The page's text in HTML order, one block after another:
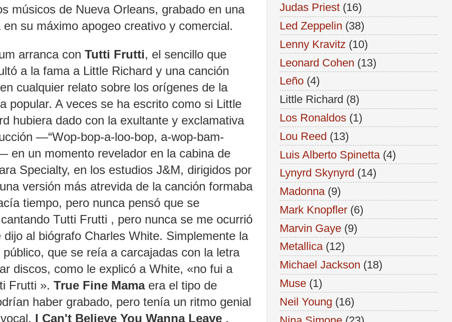
músicos de Nueva Orleans, grabado en una
su máximo apogeo creativo y comercial.
arranca con Tutti Frutti, el sencillo que
a la fama a Little Richard y una canción
cualquier relato sobre los orígenes de la
popular. A veces se ha escrito como si Little
hubiera dado con la exultante y exclamativa
—“Wop-bop-a-loo-bop, a-wop-bam-
en un momento revelador en la cabina de
Specialty, en los estudios J&M, dirigidos por
versión más atrevida de la canción formaba
tiempo, pero nunca pensó que se
Tutti Frutti , pero nunca se me ocurrió
al biógrafo Charles White. Simplemente la
que se reía a carcajadas con la letra
discos, como le explicó a White, «no fui a
Frutti ». True Fine Mamaera el tipo de
haber grabado, pero tenía un ritmo genial
I Can't Believe You Wanna Leave ,
Judas Priest (16)
Led Zeppelin (38)
Lenny Kravitz (10)
Leonard Cohen (13)
Leño (4)
Little Richard (8)
Los Ronaldos (1)
Lou Reed (13)
Luis Alberto Spinetta (4)
Lynyrd Skynyrd (14)
Madonna (9)
Mark Knopfler (6)
Marvin Gaye (9)
Metallica (12)
Michael Jackson (18)
Muse (1)
Neil Young (16)